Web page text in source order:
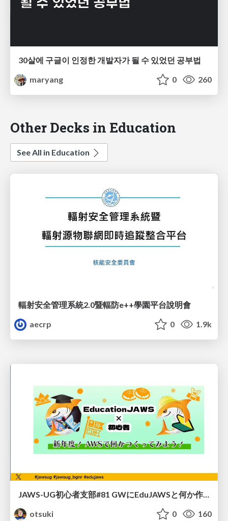
30살에 구글이 인정한 개발자가 될 수 있었던 공부법
maryang
0 260
Other Decks in Education
See All in Education
輻射安全管理系統2.0暨輻防e++學園平台說明會
aecrp
0 1.9k
JAWS-UG初心者支部#81 GWにEduJAWSと何か作ろうもくもく会！
otsuki
0 160